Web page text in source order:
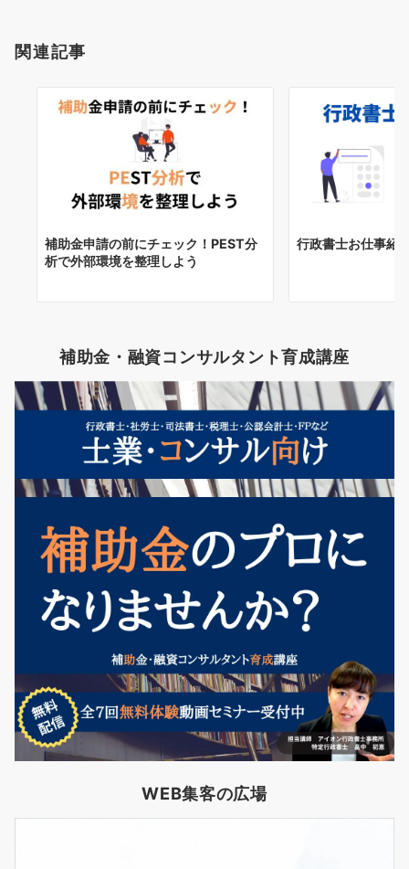
関連記事
補助金申請の前にチェック！PEST分
析で外部環境を整理しよう
行政書士お仕事紹
補助金・融資コンサルタント育成講座
WEB集客の広場